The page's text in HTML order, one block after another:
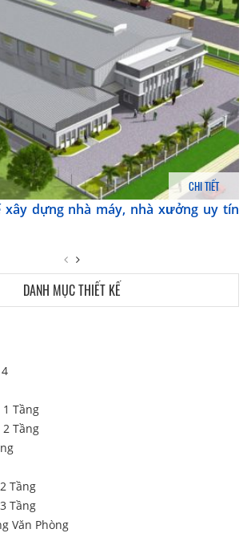
CHI TIẾT
dựng nhà máy, nhà xưởng uy tín
DANH MỤC THIẾT KẾ
Tầng
Tầng
Tầng
Tầng
Văn Phòng